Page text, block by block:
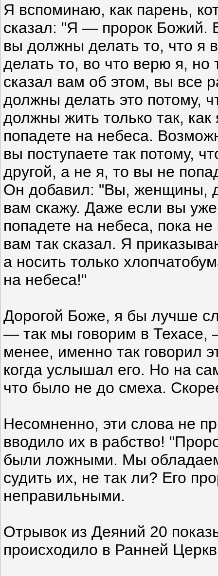
Я вспоминаю, как парень,
сказал: "Я — пророк Божий.
вы должны делать то, что я
делать то, во что верю я, но
сказал вам об этом, вы все
должны делать это потому,
должны жить только так,
попадете на небеса.
вы поступаете так потому,
другой, а не я, то вы не
Он добавил: "Вы, женщины,
вам скажу. Даже если вы
попадете на небеса, пока не
вам так сказал. Я
а носить только
на небеса!"
Дорогой Боже, я бы лучше
— так мы говорим в
менее, именно так говорил
когда услышал его. Но на
что было не до смеха.
Несомненно, эти слова не
вводило их в рабство!
были ложными. Мы
судить их, не так ли? Его
неправильными.
Отрывок из Деяний 20
происходило в Ранней